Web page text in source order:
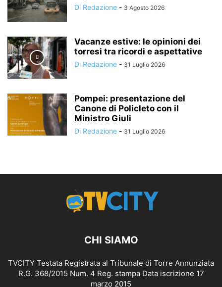
Di Redazione - 3 Agosto 2026
Vacanze estive: le opinioni dei
torresi tra ricordi e aspettative
Di Redazione - 31 Luglio 2026
Pompei: presentazione del
Canone di Policleto con il
Ministro Giuli
Di Redazione - 31 Luglio 2026
CHI SIAMO
TVCITY Testata Registrata al Tribunale di Torre Annunziata
R.G. 368/2015 Num. 4 Reg. stampa Data iscrizione 17
marzo 2015